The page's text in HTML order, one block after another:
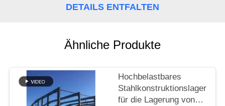
VERBINDUNG
NACHRICHTEN
STÖRUNGS-
LÖSUNG
DETAILS ENTFALTEN
Ähnliche Produkte
Hochbelastbares
Stahlkonstruktionslager
für die Lagerung von